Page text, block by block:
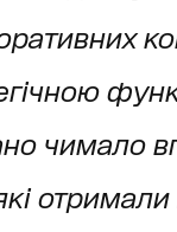
чимало